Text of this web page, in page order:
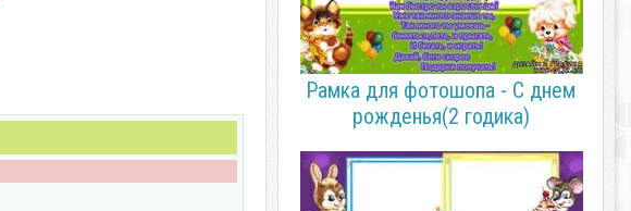
Рамка для фотошопа - С днем
рожденья(2 годика)